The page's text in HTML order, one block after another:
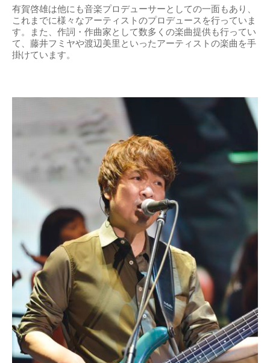
有賀啓雄は他にも音楽プロデューサーとしての一面もあり、
これまでに様々なアーティストのプロデュースを行っていま
す。また、作詞・作曲家として数多くの楽曲提供も行ってい
て、藤井フミヤや渡辺美里といったアーティストの楽曲を手
掛けています。